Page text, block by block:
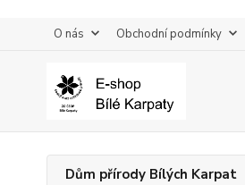
O nás Obchodní podmínky
Dům přírody Bílých Karpat